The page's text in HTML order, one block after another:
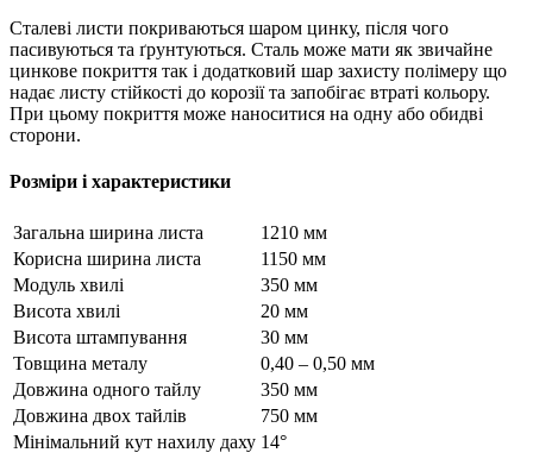
Сталеві листи покриваються шаром цинку, після чого
пасивуються та ґрунтуються. Сталь може мати як звичайне
цинкове покриття так і додатковий шар захисту полімеру що
надає листу стійкості до корозії та запобігає втраті кольору.
При цьому покриття може наноситися на одну або обидві
сторони.
Розміри і характеристики
Загальна ширина листа
1210 мм
Корисна ширина листа
1150 мм
Модуль хвилі
350 мм
Висота хвилі
20 мм
Висота штампування
30 мм
Товщина металу
0,40 – 0,50 мм
Довжина одного тайлу
350 мм
Довжина двох тайлів
750 мм
Мінімальний кут нахилу даху 14°